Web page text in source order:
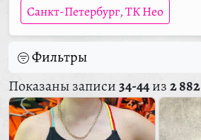
Санкт-Петербург, ТК Нео
Фильтры
Показаны записи34-44из2 882